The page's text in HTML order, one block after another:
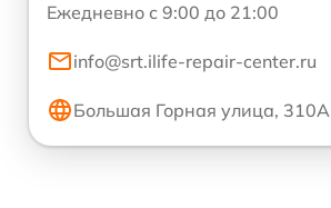
Ежедневно с 9:00 до 21:00
info@srt.ilife-repair-center.ru
Большая Горная улица, 310А